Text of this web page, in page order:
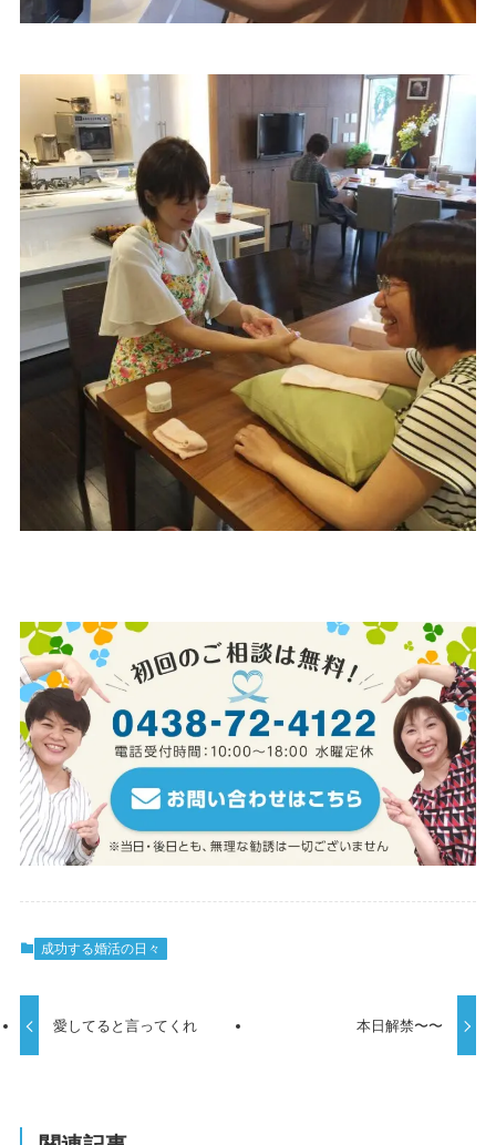
成功する婚活の日々
愛してると言ってくれ 本日解禁〜〜